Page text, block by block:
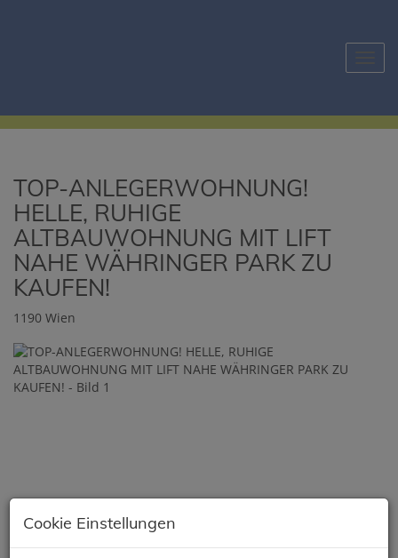
TOP-ANLEGERWOHNUNG!
HELLE, RUHIGE
ALTBAUWOHNUNG MIT LIFT
NAHE WÄHRINGER PARK ZU
KAUFEN!
1190 Wien
Cookie Einstellungen